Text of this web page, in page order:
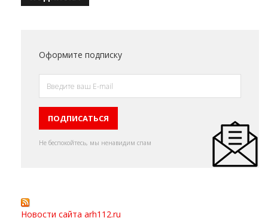
Оформите подписку
Не беспокойтесь, мы ненавидим спам
Новости сайта arh112.ru